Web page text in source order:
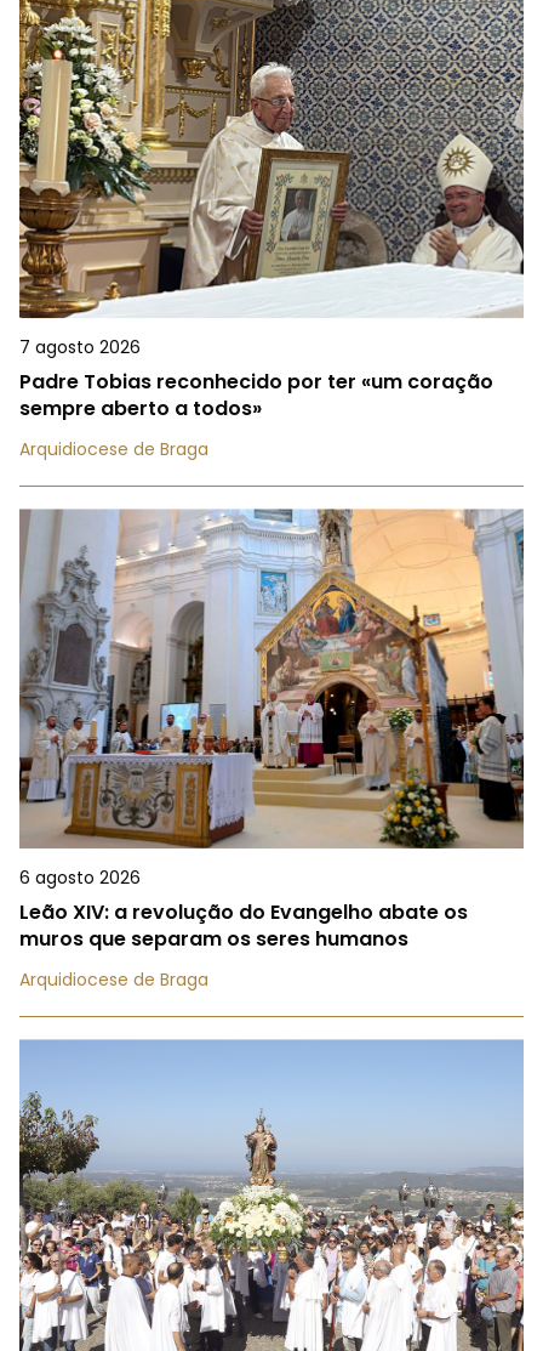
7 agosto 2026
Padre Tobias reconhecido por ter «um coração
sempre aberto a todos»
Arquidiocese de Braga
6 agosto 2026
Leão XIV: a revolução do Evangelho abate os
muros que separam os seres humanos
Arquidiocese de Braga